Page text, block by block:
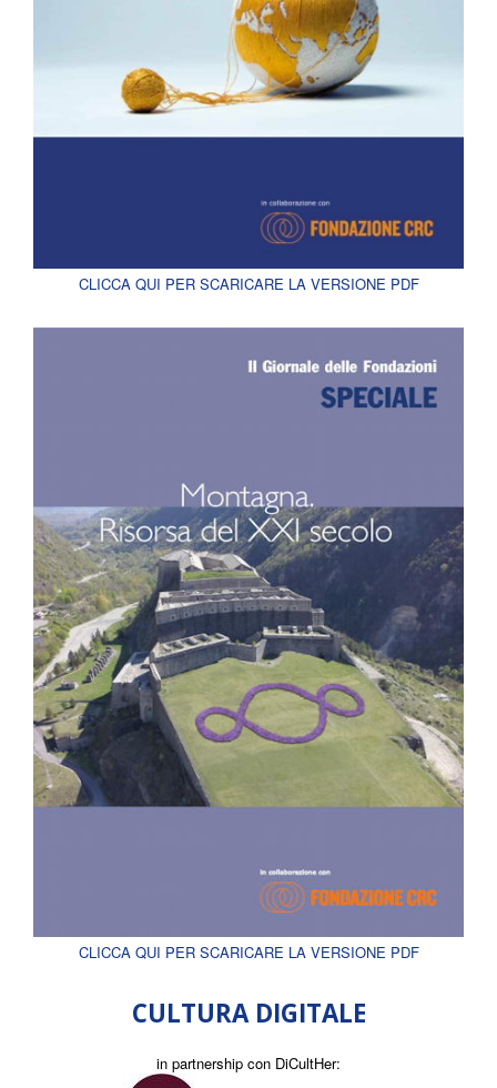
CLICCA QUI PER SCARICARE LA VERSIONE PDF
CLICCA QUI PER SCARICARE LA VERSIONE PDF
CULTURA DIGITALE
in partnership con DiCultHer: